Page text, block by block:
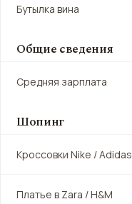
Бутылка вина
Общие сведения
Средняя зарплата
Шопинг
Кроссовки Nike / Adidas
Платье в Zara / H&M